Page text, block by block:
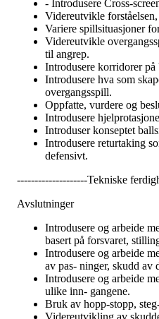
- Introdusere Cross-
Videreutvikle
Variere spillsituasjoner
Videreutvikle
til angrep.
Introdusere korridorer på
Introdusere hva som
overgangsspill.
Oppfatte, vurdere og
Introdusere
Introduser konseptet
Introdusere returtaking
defensivt.
--------------------Tekniske
Avslutninger
Introdusere og arbeide
basert på forsvaret,
Introdusere og arbeide
av pas- ninger, skudd av
Introdusere og arbeide
ulike inn- gangene.
Bruk av hopp-stopp,